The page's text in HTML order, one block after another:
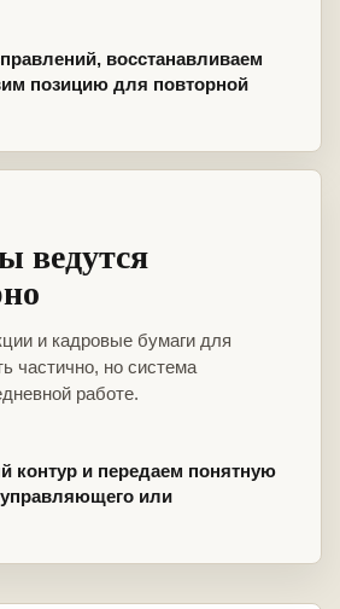
восстанавливаем
позицию для повторной
ведутся
и кадровые бумаги для
частично, но система
работе.
контур и передаем понятную
или